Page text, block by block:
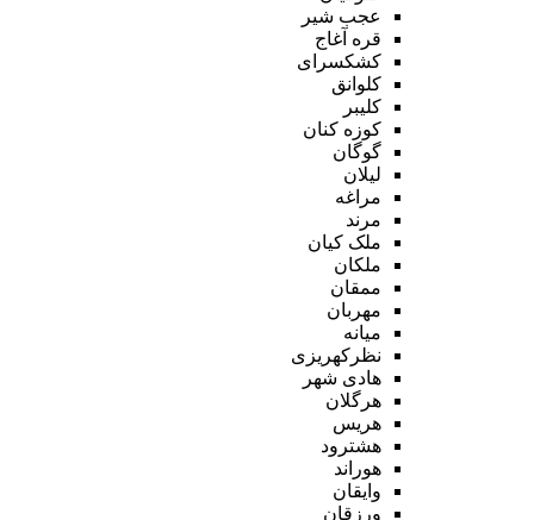
عجب شیر
قره آغاج
کشکسرای
کلوانق
کلیبر
کوزه کنان
گوگان
لیلان
مراغه
مرند
ملک کیان
ملکان
ممقان
مهربان
میانه
نظرکهریزی
هادی شهر
هرگلان
هریس
هشترود
هوراند
وایقان
ورزقان